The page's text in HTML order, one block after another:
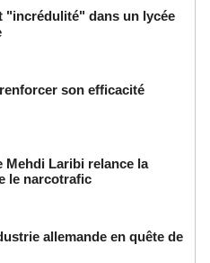
"incrédulité" dans un lycée
son efficacité
Mehdi Laribi relance la
le narcotrafic
allemande en quête de